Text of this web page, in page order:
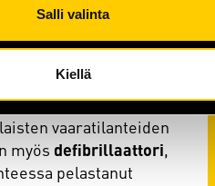
Salli valinta
Kiellä
toki myös
ovat tottuneet
Liigan kautta
vaaratilanteiden
myös defibrillaattori,
pelastanut